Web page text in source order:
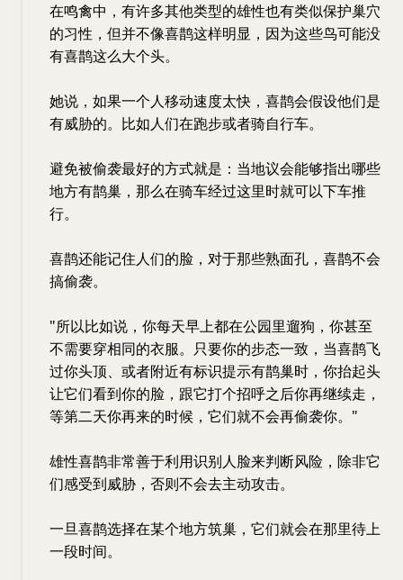
在鸣禽中，有许多其他类型的雄性也有类似保护巢穴
的习性，但并不像喜鹊这样明显，因为这些鸟可能没
有喜鹊这么大个头。
她说，如果一个人移动速度太快，喜鹊会假设他们是
有威胁的。比如人们在跑步或者骑自行车。
避免被偷袭最好的方式就是：当地议会能够指出哪些
地方有鹊巢，那么在骑车经过这里时就可以下车推
行。
喜鹊还能记住人们的脸，对于那些熟面孔，喜鹊不会
搞偷袭。
"所以比如说，你每天早上都在公园里遛狗，你甚至
不需要穿相同的衣服。只要你的步态一致，当喜鹊飞
过你头顶、或者附近有标识提示有鹊巢时，你抬起头
让它们看到你的脸，跟它打个招呼之后你再继续走，
等第二天你再来的时候，它们就不会再偷袭你。"
雄性喜鹊非常善于利用识别人脸来判断风险，除非它
们感受到威胁，否则不会去主动攻击。
一旦喜鹊选择在某个地方筑巢，它们就会在那里待上
一段时间。